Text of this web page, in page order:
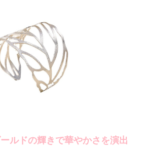
ルドの輝きで華やかさを演出